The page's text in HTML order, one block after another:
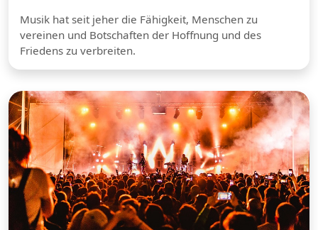
Musik hat seit jeher die Fähigkeit, Menschen zu
vereinen und Botschaften der Hoffnung und des
Friedens zu verbreiten.